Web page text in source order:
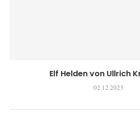
Elf Helden von Ullrich
02.12.2023